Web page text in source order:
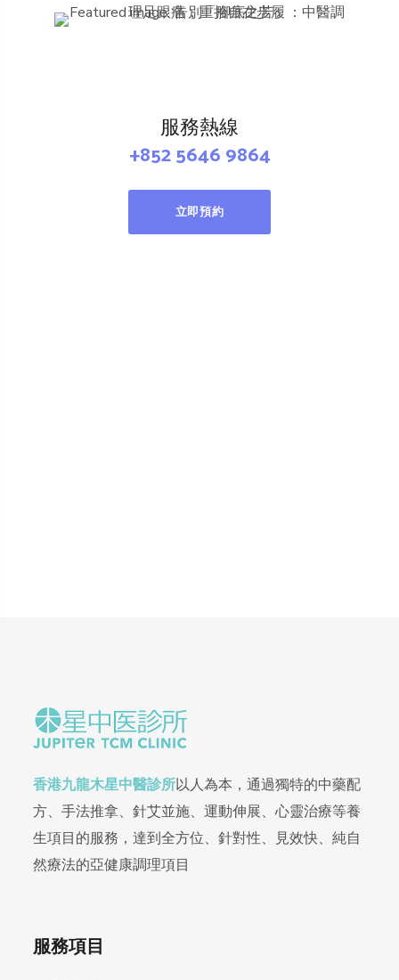
服務熱線
+852 5646 9864
立即預約
香港九龍木星中醫診所以人為本，通過獨特的中藥配
方、手法推拿、針艾並施、運動伸展、心靈治療等養
生項目的服務，達到全方位、針對性、見效快、純自
然療法的亞健康調理項目
服務項目